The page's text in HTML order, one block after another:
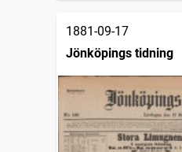
1881-09-17
Jönköpings tidning